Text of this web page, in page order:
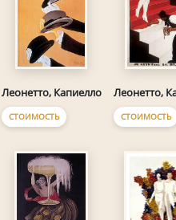
Леонетто, Капиелло
СТОИМОСТЬ
Леонетто,
СТОИМОСТЬ